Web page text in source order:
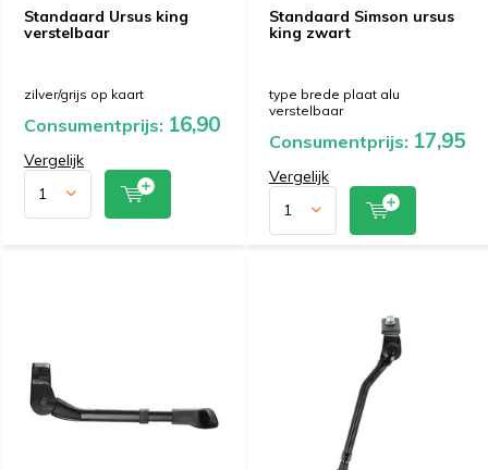
Standaard Ursus king
verstelbaar
zilver/grijs op kaart
Consumentprijs: 16,90
Vergelijk
Standaard Simson ursus
king zwart
type brede plaat alu
verstelbaar
Consumentprijs: 17,95
Vergelijk